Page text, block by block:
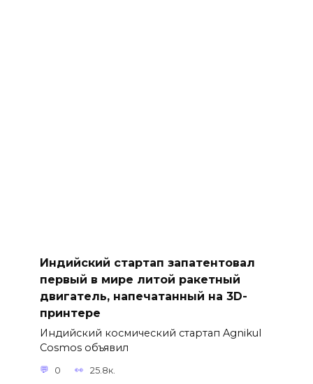
Индийский стартап запатентовал
первый в мире литой ракетный
двигатель, напечатанный на 3D-
принтере
Индийский космический стартап Agnikul
Cosmos объявил
0 25.8к.